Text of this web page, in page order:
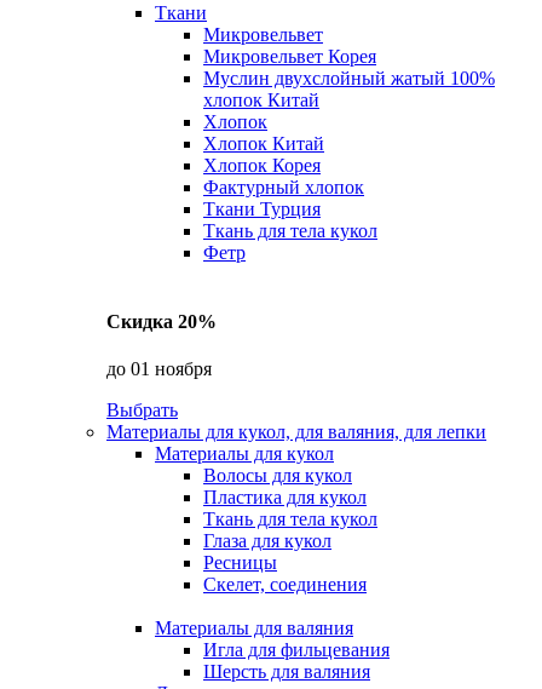
Ткани
Микровельвет
Микровельвет Корея
Муслин двухслойный жатый 100%
хлопок Китай
Хлопок
Хлопок Китай
Хлопок Корея
Фактурный хлопок
Ткани Турция
Ткань для тела кукол
Фетр
Скидка 20%
до 01 ноября
Выбрать
Материалы для кукол, для валяния, для лепки
Материалы для кукол
Волосы для кукол
Пластика для кукол
Ткань для тела кукол
Глаза для кукол
Ресницы
Скелет, соединения
Материалы для валяния
Игла для фильцевания
Шерсть для валяния